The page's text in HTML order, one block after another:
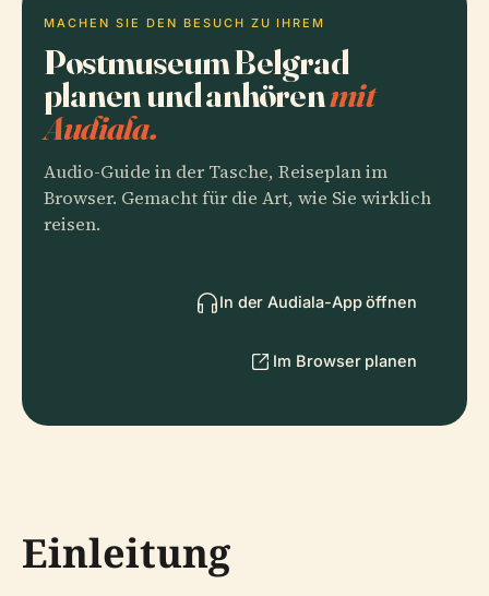
MACHEN SIE DEN BESUCH ZU IHREM
Postmuseum Belgrad
planen und anhörenmit
Audiala.
Audio-Guide in der Tasche, Reiseplan im
Browser. Gemacht für die Art, wie Sie wirklich
reisen.
In der Audiala-App öffnen
Im Browser planen
Einleitung